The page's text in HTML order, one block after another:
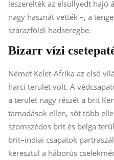
leszerelték az elsüllyedt hajó
nagy hasznát vették –, a
szárazföldi hadseregbe.
Bizarr vízi
Német Kelet-Afrika az első
harci terület volt. A
a terület nagy részét a brit
támadások ellen, sőt több
szomszédos brit és belga
brit–indiai csapatok
keresztül a háborús